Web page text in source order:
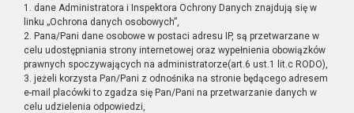
1. dane Administratora i Inspektora Ochrony Danych znajdują się w
linku „Ochrona danych osobowych”,
2. Pana/Pani dane osobowe w postaci adresu IP, są przetwarzane w
celu udostępniania strony internetowej oraz wypełnienia obowiązków
prawnych spoczywających na administratorze(art.6 ust.1 lit.c RODO),
3. jeżeli korzysta Pan/Pani z odnośnika na stronie będącego adresem
e-mail placówki to zgadza się Pan/Pani na przetwarzanie danych w
celu udzielenia odpowiedzi,